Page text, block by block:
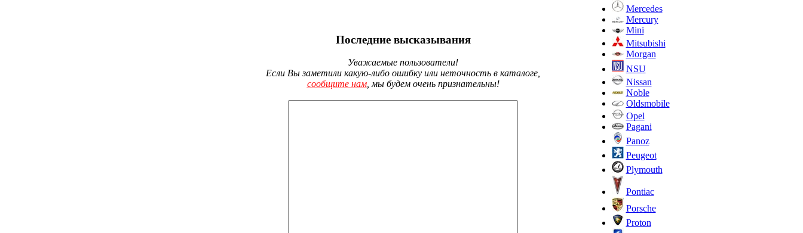
Последние высказывания
Уважаемые пользователи!
Если Вы заметили какую-либо ошибку или неточность в каталоге,
сообщите нам, мы будем очень признательны!
Mercedes
Mercury
Mini
Mitsubishi
Morgan
NSU
Nissan
Noble
Oldsmobile
Opel
Pagani
Panoz
Peugeot
Plymouth
Pontiac
Porsche
Proton